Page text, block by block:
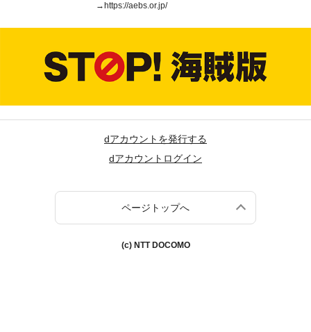
→https://aebs.or.jp/
dアカウントを発行する
dアカウントログイン
ページトップへ
(c) NTT DOCOMO